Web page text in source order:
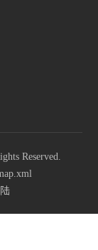
Reserved.